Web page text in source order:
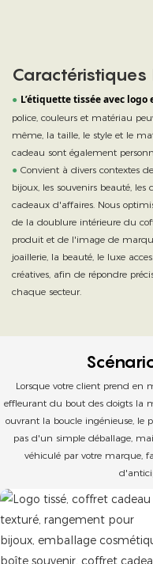
Caractéristiques
● L’étiquette tissée avec
police, couleurs et matériau
même, la taille, le style et le
cadeau sont également
● Convient à divers contextes
bijoux, les souvenirs beauté,
cadeaux d'affaires. Nous
de la doublure intérieure du
produit et de l'image de
joaillerie, la beauté, le luxe
créatives, afin de répondre
chaque secteur.
Lorsque votre client prend en
effleurant du bout des doigts la
ouvrant la boucle ingénieuse, le
pas d'un simple déballage,
véhiculé par votre marque,